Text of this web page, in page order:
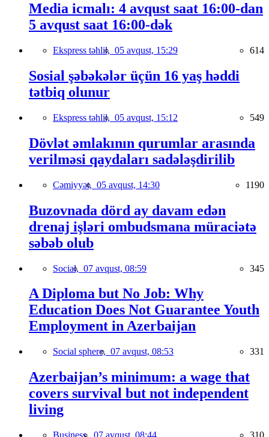
Media icmalı: 4 avqust saat 16:00-dan
5 avqust saat 16:00-dək
Ekspress təhlil, 05 avqust, 15:29 614
Sosial şəbəkələr üçün 16 yaş həddi
tətbiq olunur
Ekspress təhlil, 05 avqust, 15:12 549
Dövlət əmlakının qurumlar arasında
verilməsi qaydaları sadələşdirilib
Cəmiyyət, 05 avqust, 14:30 1190
Buzovnada dörd ay davam edən
drenaj işləri ombudsmana müraciətə
səbəb olub
Social, 07 avqust, 08:59 345
A Diploma but No Job: Why
Education Does Not Guarantee Youth
Employment in Azerbaijan
Social sphere, 07 avqust, 08:53 331
Azerbaijan’s minimum: a wage that
covers survival but not independent
living